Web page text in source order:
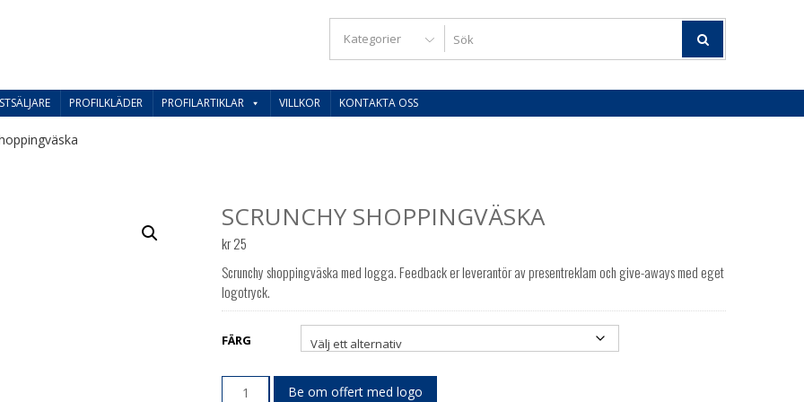
PROFILKLÄDER PROFILARTIKLAR VILLKOR KONTAKTA OSS
SCRUNCHY SHOPPINGVÄSKA
kr25
Scrunchy shoppingväska med logga. Feedback er leverantör av presentreklam och give-aways med eget
logotryck.
FÄRG
Be om offert med logo